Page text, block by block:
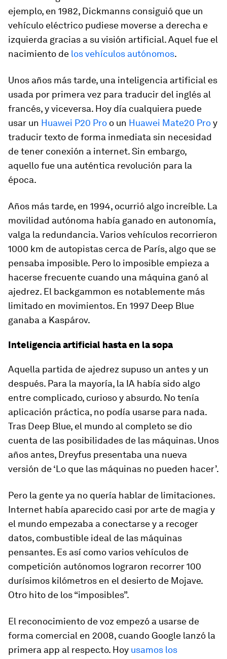
ejemplo, en 1982, Dickmanns consiguió que un
vehículo eléctrico pudiese moverse a derecha e
izquierda gracias a su visión artificial. Aquel fue el
nacimiento de los vehículos autónomos.
Unos años más tarde, una inteligencia artificial es
usada por primera vez para traducir del inglés al
francés, y viceversa. Hoy día cualquiera puede
usar un Huawei P20 Pro o un Huawei Mate20 Proy
traducir texto de forma inmediata sin necesidad
de tener conexión a internet. Sin embargo,
aquello fue una auténtica revolución para la
época.
Años más tarde, en 1994, ocurrió algo increíble. La
movilidad autónoma había ganado en autonomía,
valga la redundancia. Varios vehículos recorrieron
1000 km de autopistas cerca de París, algo que se
pensaba imposible. Pero lo imposible empieza a
hacerse frecuente cuando una máquina ganó al
ajedrez. El backgammon es notablemente más
limitado en movimientos. En 1997 Deep Blue
ganaba a Kaspárov.
Inteligencia artificial hasta en la sopa
Aquella partida de ajedrez supuso un antes y un
después. Para la mayoría, la IA había sido algo
entre complicado, curioso y absurdo. No tenía
aplicación práctica, no podía usarse para nada.
Tras Deep Blue, el mundo al completo se dio
cuenta de las posibilidades de las máquinas. Unos
años antes, Dreyfus presentaba una nueva
versión de ‘Lo que las máquinas no pueden hacer’.
Pero la gente ya no quería hablar de limitaciones.
Internet había aparecido casi por arte de magia y
el mundo empezaba a conectarse y a recoger
datos, combustible ideal de las máquinas
pensantes. Es así como varios vehículos de
competición autónomos lograron recorrer 100
durísimos kilómetros en el desierto de Mojave.
Otro hito de los “imposibles”.
El reconocimiento de voz empezó a usarse de
forma comercial en 2008, cuando Google lanzó la
primera app al respecto. Hoy usamos los